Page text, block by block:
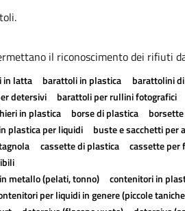
il riconoscimento dei rifiuti
in latta barattoli in plastica
barattolini
detersivi
barattoli per rullini fotografici
in plastica borse di plastica
borsette
plastica per liquidi
buste e sacchetti per
cassette di plastica
cassette per
metallo (pelati, tonno)
contenitori in
per liquidi in genere (piccole